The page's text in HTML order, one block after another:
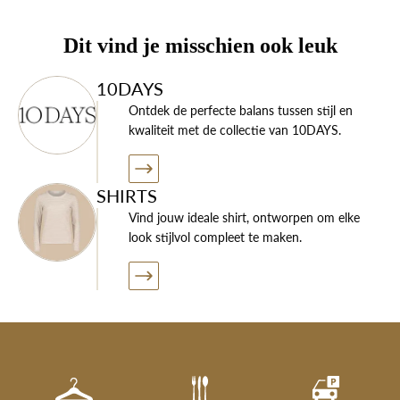
Dit vind je misschien ook leuk
10DAYS
Ontdek de perfecte balans tussen stijl en
kwaliteit met de collectie van 10DAYS.
SHIRTS
Vind jouw ideale shirt, ontworpen om elke
look stijlvol compleet te maken.